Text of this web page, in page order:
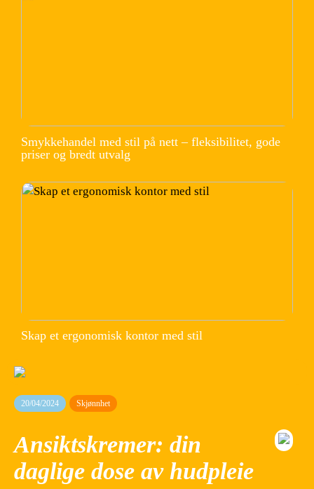
Smykkehandel med stil på nett – fleksibilitet, gode
priser og bredt utvalg
Skap et ergonomisk kontor med stil
20/04/2024 Skjønnhet
Ansiktskremer: din
daglige dose av hudpleie